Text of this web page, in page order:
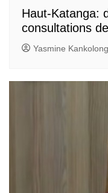
Haut-Katanga:
consultations
Yasmine